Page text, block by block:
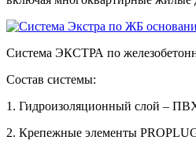
Система ЭКСТРА по
Состав системы:
1. Гидроизоляционный слой –
2. Крепежные элементы